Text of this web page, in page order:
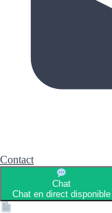
Contact
Chat
Chat en direct disponible